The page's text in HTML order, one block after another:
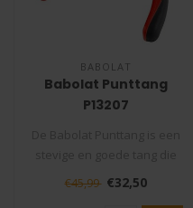
BABOLAT
Babolat Punttang
P13207
niet mag ontbreken in uw
€45,99 €32,50